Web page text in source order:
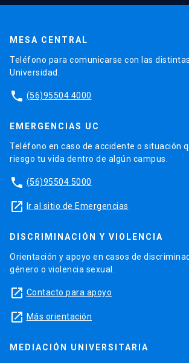
MESA CENTRAL
Teléfono para comunicarse con las
Universidad.
phone (56)95504 4000
EMERGENCIAS UC
Teléfono en caso de accidente o situación
riesgo tu vida dentro de algún campus.
phone (56)95504 5000
launch Ir al sitio de Emergencias
DISCRIMINACIÓN Y VIOLENCIA
Orientación y apoyo en casos de
género o violencia sexual.
launch Contacto para apoyo
launch Más orientación
MEDIACIÓN UNIVERSITARIA